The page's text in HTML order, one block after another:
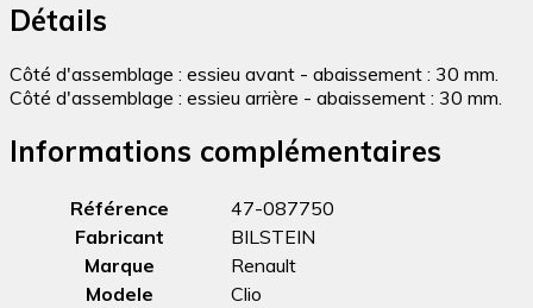
Détails
Côté d'assemblage : essieu avant - abaissement : 30 mm.
Côté d'assemblage : essieu arrière - abaissement : 30 mm.
Informations complémentaires
Référence
47-087750
Fabricant
BILSTEIN
Marque
Renault
Modele
Clio